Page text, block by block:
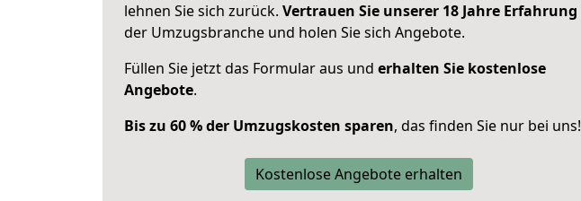
lehnen Sie sich zurück. Vertrauen Sie unserer 18 Jahre Erfahrung
der Umzugsbranche und holen Sie sich Angebote.
Füllen Sie jetzt das Formular aus und erhalten Sie kostenlose
Angebote.
Bis zu 60 % der Umzugskosten sparen, das finden Sie nur bei uns!
Kostenlose Angebote erhalten